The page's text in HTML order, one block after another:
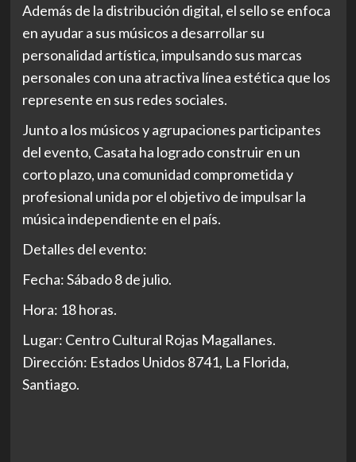
Además de la distribución digital, el sello se enfoca
en ayudar a sus músicos a desarrollar su
personalidad artística, impulsando sus marcas
personales con una atractiva línea estética que los
represente en sus redes sociales.
Junto a los músicos y agrupaciones participantes
del evento, Casata ha logrado construir en un
corto plazo, una comunidad comprometida y
profesional unida por el objetivo de impulsar la
música independiente en el país.
Detalles del evento:
Fecha: Sábado 8 de julio.
Hora: 18 horas.
Lugar: Centro Cultural Rojas Magallanes.
Dirección: Estados Unidos 8741, La Florida,
Santiago.